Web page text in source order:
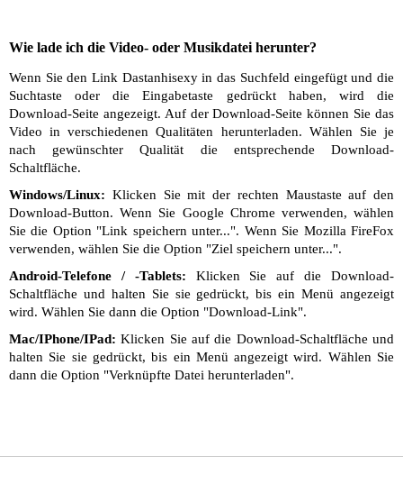
Wie lade ich die Video- oder Musikdatei herunter?
Wenn Sie den Link Dastanhisexy in das Suchfeld eingefügt und die
Suchtaste oder die Eingabetaste gedrückt haben, wird die
Download-Seite angezeigt. Auf der Download-Seite können Sie das
Video in verschiedenen Qualitäten herunterladen. Wählen Sie je
nach gewünschter Qualität die entsprechende Download-
Schaltfläche.
Windows/Linux: Klicken Sie mit der rechten Maustaste auf den
Download-Button. Wenn Sie Google Chrome verwenden, wählen
Sie die Option "Link speichern unter...". Wenn Sie Mozilla FireFox
verwenden, wählen Sie die Option "Ziel speichern unter...".
Android-Telefone / -Tablets: Klicken Sie auf die Download-
Schaltfläche und halten Sie sie gedrückt, bis ein Menü angezeigt
wird. Wählen Sie dann die Option "Download-Link".
Mac/IPhone/IPad: Klicken Sie auf die Download-Schaltfläche und
halten Sie sie gedrückt, bis ein Menü angezeigt wird. Wählen Sie
dann die Option "Verknüpfte Datei herunterladen".